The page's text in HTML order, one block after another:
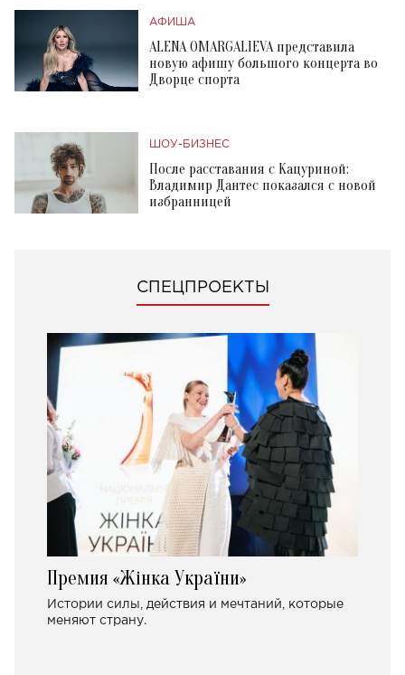
АФИША
ALENA OMARGALIEVA представила
новую афишу большого концерта во
Дворце спорта
ШОУ-БИЗНЕС
После расставания с Кацуриной:
Владимир Дантес показался с новой
избранницей
СПЕЦПРОЕКТЫ
Премия «Жінка України»
Истории силы, действия и мечтаний, которые
меняют страну.